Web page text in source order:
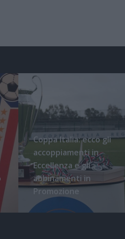
Coppa Italia: ecco gli
accoppiamenti in
Eccellenza e gli
abbinamenti in
Promozione